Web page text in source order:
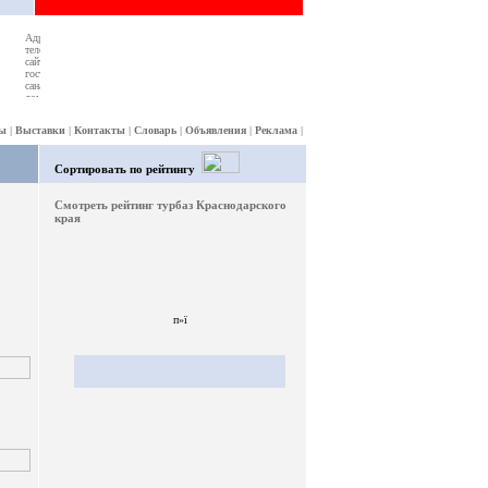
| Выставки | Контакты | Словарь | Объявления | Реклама |
Сортировать по рейтингу
Смотреть рейтинг турбаз Краснодарского
края
п»ї